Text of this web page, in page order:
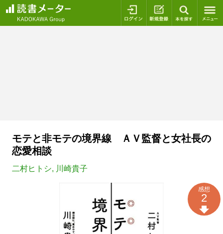
ログイン 新規登録
モテと非モテの境界線 ＡＶ監督と女社長の
恋愛相談
二村ヒトシ, 川崎貴子
感想
2